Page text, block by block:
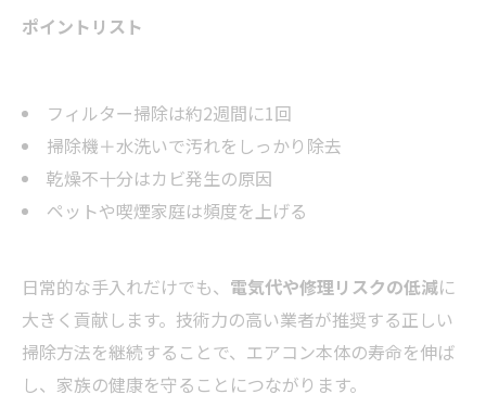
ポイントリスト
フィルター掃除は約2週間に1回
掃除機＋水洗いで汚れをしっかり除去
乾燥不十分はカビ発生の原因
ペットや喫煙家庭は頻度を上げる
日常的な手入れだけでも、 電気代や修理リスクの低減に
大きく貢献します。技術力の高い業者が推奨する正しい
掃除方法を継続することで、エアコン本体の寿命を伸ば
し、家族の健康を守ることにつながります。